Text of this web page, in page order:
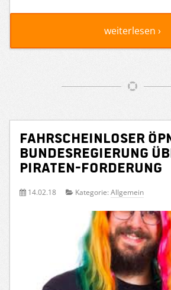
weiterlesen ›
Fahrscheinloser
Bundesregierung
PIRATEN-Forderung
14.02.18 Kategorie: Allgemein